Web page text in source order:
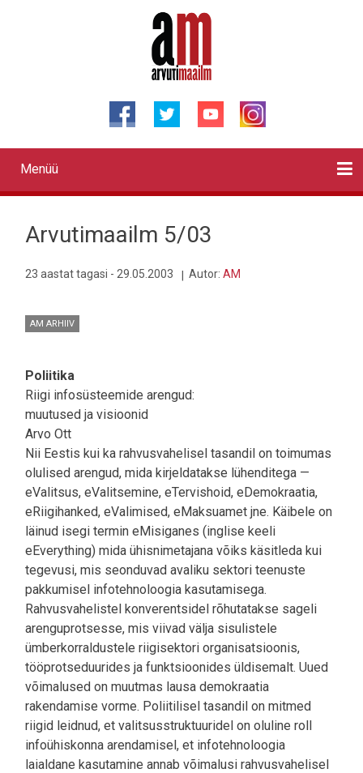
Primary
links
Menüü
Arvutimaailm 5/03
23 aastat tagasi - 29.05.2003 Autor: AM
AM ARHIIV
Poliitika
Riigi infosüsteemide arengud:
muutused ja visioonid
Arvo Ott
Nii Eestis kui ka rahvusvahelisel tasandil on toimumas
olulised arengud, mida kirjeldatakse lühenditega —
eValitsus, eValitsemine, eTervishoid, eDemokraatia,
eRiigihanked, eValimised, eMaksuamet jne. Käibele on
läinud isegi termin eMisiganes (inglise keeli
eEverything) mida ühisnimetajana võiks käsitleda kui
tegevusi, mis seonduvad avaliku sektori teenuste
pakkumisel infotehnoloogia kasutamisega.
Rahvusvahelistel konverentsidel rõhutatakse sageli
arenguprotsesse, mis viivad välja sisulistele
ümberkorraldustele riigisektori organisatsioonis,
tööprotseduurides ja funktsioonides üldisemalt. Uued
võimalused on muutmas lausa demokraatia
rakendamise vorme. Poliitilisel tasandil on mitmed
riigid leidnud, et valitsusstruktuuridel on oluline roll
infoühiskonna arendamisel, et infotehnoloogia
laialdane kasutamine annab võimalusi rahvusvahelisel